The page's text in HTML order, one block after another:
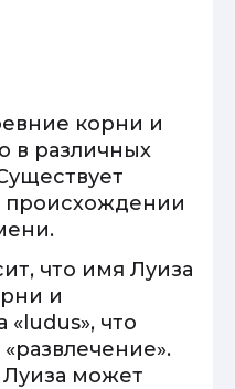
корни и
в различных
происхождении
что имя Луиза
и
«ludus», что
может